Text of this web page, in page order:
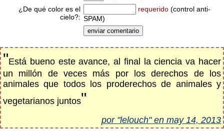
¿De qué color es el
cielo?:
requerido (control anti-
SPAM)
"Está bueno este avance, al final la ciencia va hacer
un millón de veces más por los derechos de los
animales que todos los proderechos de animales y
vegetarianos juntos"
por "lelouch" en may 14, 2013